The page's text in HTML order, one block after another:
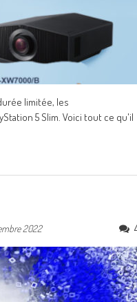
limitée, les
5 Slim. Voici tout ce qu'il
2022